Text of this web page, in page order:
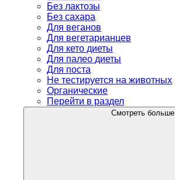
Без лактозы
Без сахара
Для веганов
Для вегетарианцев
Для кето диеты
Для палео диеты
Для поста
Не тестируется на животных
Органические
Перейти в раздел
Смотреть больше